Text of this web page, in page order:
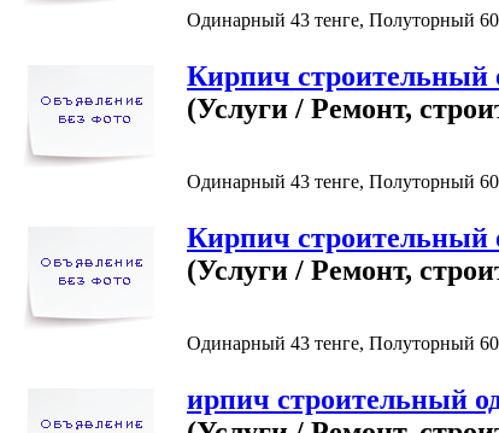
Одинарный 43 тенге, Полуторный 60
Кирпич
(Услуги / Ремонт,
Одинарный 43 тенге, Полуторный 60
Кирпич
(Услуги / Ремонт,
Одинарный 43 тенге, Полуторный 60
ирпич строительный